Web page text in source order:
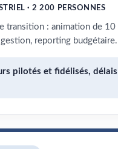
· 2 200 PERSONNES
transition : animation de 10
reporting budgétaire.
pilotés et fidélisés, délais